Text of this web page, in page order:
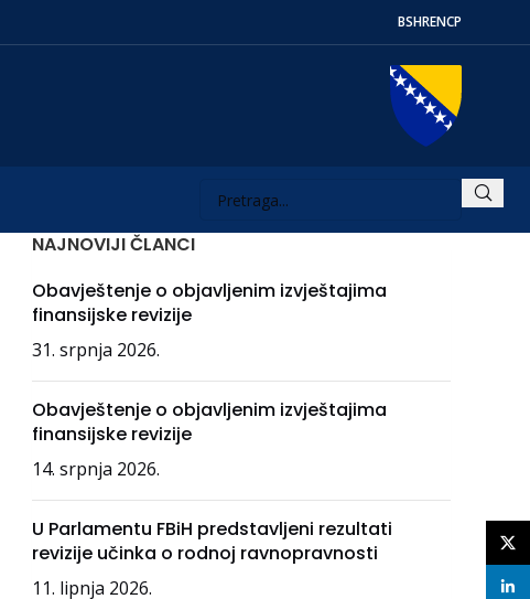
BSHRENСР
NAJNOVIJI ČLANCI
Obavještenje o objavljenim izvještajima
finansijske revizije
31. srpnja 2026.
Obavještenje o objavljenim izvještajima
finansijske revizije
14. srpnja 2026.
U Parlamentu FBiH predstavljeni rezultati
revizije učinka o rodnoj ravnopravnosti
11. lipnja 2026.